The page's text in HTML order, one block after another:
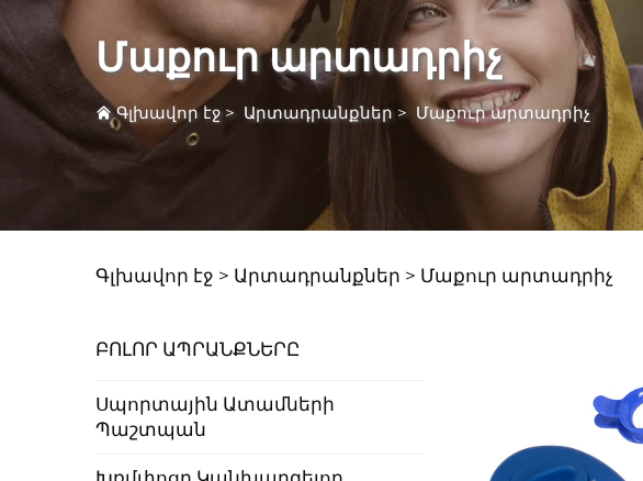
Մաքուր արտադրիչ
Գլխավոր էջ> Արտադրանքներ > Մաքուր արտադրիչ
Գլխավոր էջ > Արտադրանքներ > Մաքուր արտադրիչ
ԲՈԼՈՐ ԱՊՐԱՆՔՆԵՐԸ
Սպորտային Ատամների
Պաշտպան